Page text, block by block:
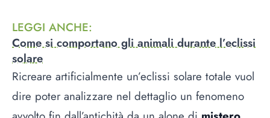
LEGGI ANCHE:
Come si comportano gli animali durante l’eclissi
solare
Ricreare artificialmente un’eclissi solare totale vuol
dire poter analizzare nel dettaglio un fenomeno